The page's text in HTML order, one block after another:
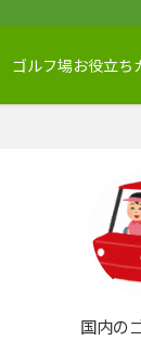
ゴルフ場お役立ち
国内の